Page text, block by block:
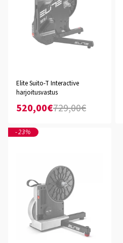
Elite Suito-T Interactive
harjoitusvastus
520,00€729,00€
-23%